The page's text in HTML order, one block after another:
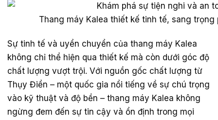
Thang máy Kalea thiết kế tinh tế, sang
Sự tinh tế và uyển chuyển của thang máy Kalea
không chỉ thể hiện qua thiết kế mà còn dưới góc độ
chất lượng vượt trội. Với nguồn gốc chất lượng từ
Thụy Điển – một quốc gia nổi tiếng về sự chú trọng
vào kỹ thuật và độ bền – thang máy Kalea không
ngừng đem đến sự tin cậy và ổn định trong mọi